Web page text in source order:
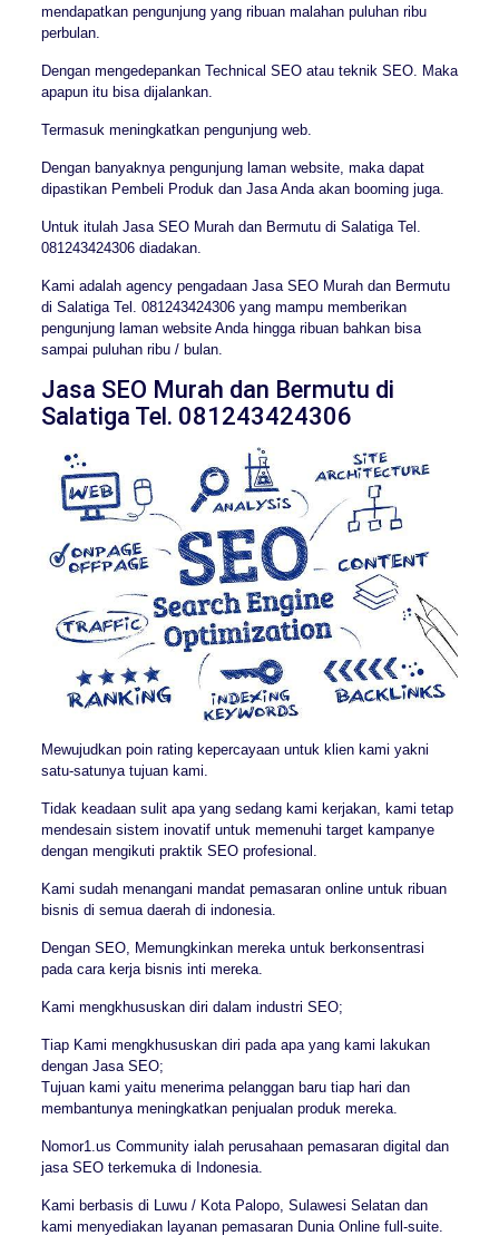
mendapatkan pengunjung yang ribuan malahan puluhan ribu
perbulan.
Dengan mengedepankan Technical SEO atau teknik SEO. Maka
apapun itu bisa dijalankan.
Termasuk meningkatkan pengunjung web.
Dengan banyaknya pengunjung laman website, maka dapat
dipastikan Pembeli Produk dan Jasa Anda akan booming juga.
Untuk itulah Jasa SEO Murah dan Bermutu di Salatiga Tel.
081243424306 diadakan.
Kami adalah agency pengadaan Jasa SEO Murah dan Bermutu
di Salatiga Tel. 081243424306 yang mampu memberikan
pengunjung laman website Anda hingga ribuan bahkan bisa
sampai puluhan ribu / bulan.
Jasa SEO Murah dan Bermutu di
Salatiga Tel. 081243424306
Mewujudkan poin rating kepercayaan untuk klien kami yakni
satu-satunya tujuan kami.
Tidak keadaan sulit apa yang sedang kami kerjakan, kami tetap
mendesain sistem inovatif untuk memenuhi target kampanye
dengan mengikuti praktik SEO profesional.
Kami sudah menangani mandat pemasaran online untuk ribuan
bisnis di semua daerah di indonesia.
Dengan SEO, Memungkinkan mereka untuk berkonsentrasi
pada cara kerja bisnis inti mereka.
Kami mengkhususkan diri dalam industri SEO;
Tiap Kami mengkhususkan diri pada apa yang kami lakukan
dengan Jasa SEO;
Tujuan kami yaitu menerima pelanggan baru tiap hari dan
membantunya meningkatkan penjualan produk mereka.
Nomor1.us Community ialah perusahaan pemasaran digital dan
jasa SEO terkemuka di Indonesia.
Kami berbasis di Luwu / Kota Palopo, Sulawesi Selatan dan
kami menyediakan layanan pemasaran Dunia Online full-suite.